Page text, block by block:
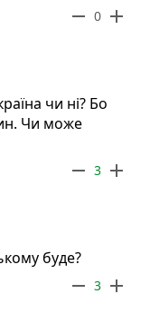
remove 0 add
чи ні? Бо
Чи може
remove 3 add
буде?
remove 3 add